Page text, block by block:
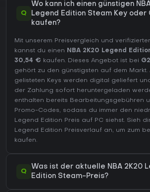
Q
Wo kann ich einen günstigen
Legend Edition Steam Key oder
kaufen?
Mit unserem Preisvergleich und
kannst du einen NBA 2K20 Legend
30,54 € kaufen. Dieses Angebot ist bei
gehört zu den günstigsten auf dem Markt.
gelisteten Keys werden digital geliefert
der Zahlung sofort heruntergeladen
enthalten bereits Bearbeitungsgebühren
Promo-Codes, sodass du immer den
Legend Edition Preis auf PC siehst. Sieh
Legend Edition Preisverlauf an, um zum
kaufen.
Q
Was ist der aktuelle NBA 2K20
Edition Steam-Preis?